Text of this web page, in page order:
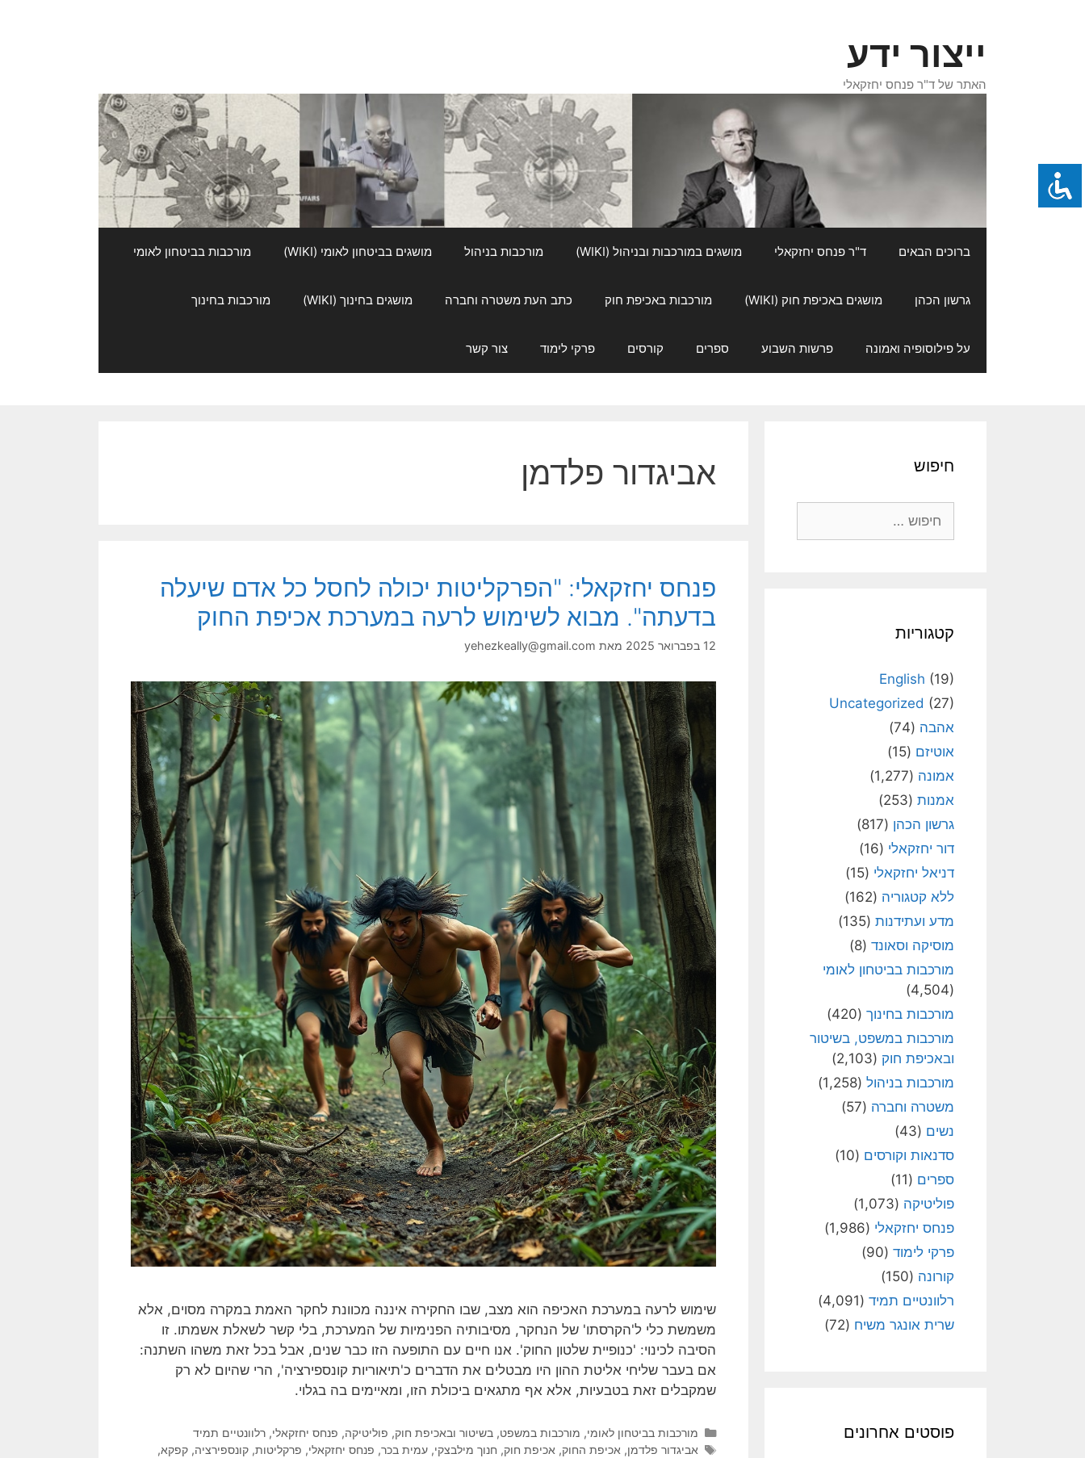
ייצור ידע
האתר של ד"ר פנחס יחזקאלי
ברוכים הבאים ד"ר פנחס יחזקאלי מושגים במורכבות ובניהול (WIKI) מורכבות בניהול מושגים בביטחון לאומי (WIKI) מורכבות בביטחון לאומי
גרשון הכהן מושגים באכיפת חוק (WIKI) מורכבות באכיפת חוק כתב העת משטרה וחברה מושגים בחינוך (WIKI) מורכבות בחינוך
על פילוסופיה ואמונה פרשות השבוע ספרים קורסים פרקי לימוד צור קשר
אביגדור פלדמן
פנחס יחזקאלי: "הפרקליטות יכולה לחסל כל אדם שיעלה
בדעתה". מבוא לשימוש לרעה במערכת אכיפת החוק
12 בפברואר 2025 מאת yehezkeally@gmail.com
שימוש לרעה במערכת האכיפה הוא מצב, שבו החקירה איננה מכוונת לחקר האמת במקרה מסוים, אלא
משמשת כלי ל'הקרסתו' של הנחקר, מסיבותיה הפנימיות של המערכת, בלי קשר לשאלת אשמתו. זו
הסיבה לכינוי: 'כנופיית שלטון החוק'. אנו חיים עם התופעה הזו כבר שנים, אבל בכל זאת משהו השתנה:
אם בעבר שליחי אליטת ההון היו מבטלים את הדברים כ'תיאוריות קונספירציה', הרי שהיום לא רק
שמקבלים זאת בטבעיות, אלא אף מתגאים ביכולת הזו, ומאיימים בה בגלוי.
קטגוריות
מורכבות בביטחון לאומי, מורכבות במשפט, בשיטור ובאכיפת חוק, פוליטיקה, פנחס יחזקאלי, רלוונטיים תמיד
תגיות
אביגדור פלדמן, אכיפת החוק, אכיפת חוק, חנוך מילבצקי, עמית בכר, פנחס יחזקאלי, פרקליטות, קונספירציה, קפקא,
חיפוש
קטגוריות
English (19)
Uncategorized (27)
אהבה (74)
אוטיזם (15)
אמונה (1,277)
אמנות (253)
גרשון הכהן (817)
דור יחזקאלי (16)
דניאל יחזקאלי (15)
ללא קטגוריה (162)
מדע ועתידנות (135)
מוסיקה וסאונד (8)
מורכבות בביטחון לאומי
(4,504)
מורכבות בחינוך (420)
מורכבות במשפט, בשיטור
ובאכיפת חוק (2,103)
מורכבות בניהול (1,258)
משטרה וחברה (57)
נשים (43)
סדנאות וקורסים (10)
ספרים (11)
פוליטיקה (1,073)
פנחס יחזקאלי (1,986)
פרקי לימוד (90)
קורונה (150)
רלוונטיים תמיד (4,091)
שרית אונגר משיח (72)
פוסטים אחרונים